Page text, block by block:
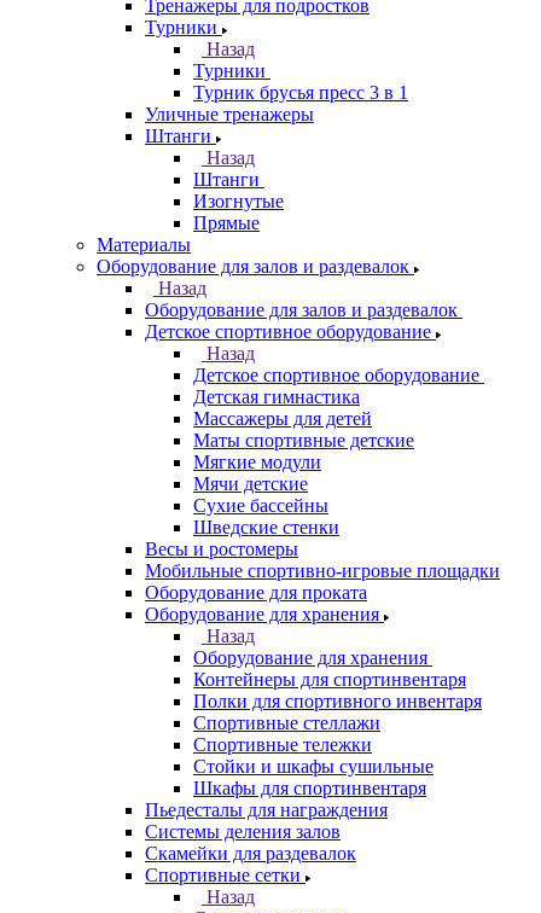
Тренажеры для подростков
Турники
Назад
Турники
Турник брусья пресс 3 в 1
Уличные тренажеры
Штанги
Назад
Штанги
Изогнутые
Прямые
Материалы
Оборудование для залов и раздевалок
Назад
Оборудование для залов и раздевалок
Детское спортивное оборудование
Назад
Детское спортивное оборудование
Детская гимнастика
Массажеры для детей
Маты спортивные детские
Мягкие модули
Мячи детские
Сухие бассейны
Шведские стенки
Весы и ростомеры
Мобильные спортивно-игровые площадки
Оборудование для проката
Оборудование для хранения
Назад
Оборудование для хранения
Контейнеры для спортинвентаря
Полки для спортивного инвентаря
Спортивные стеллажи
Спортивные тележки
Стойки и шкафы сушильные
Шкафы для спортинвентаря
Пьедесталы для награждения
Системы деления залов
Скамейки для раздевалок
Спортивные сетки
Назад